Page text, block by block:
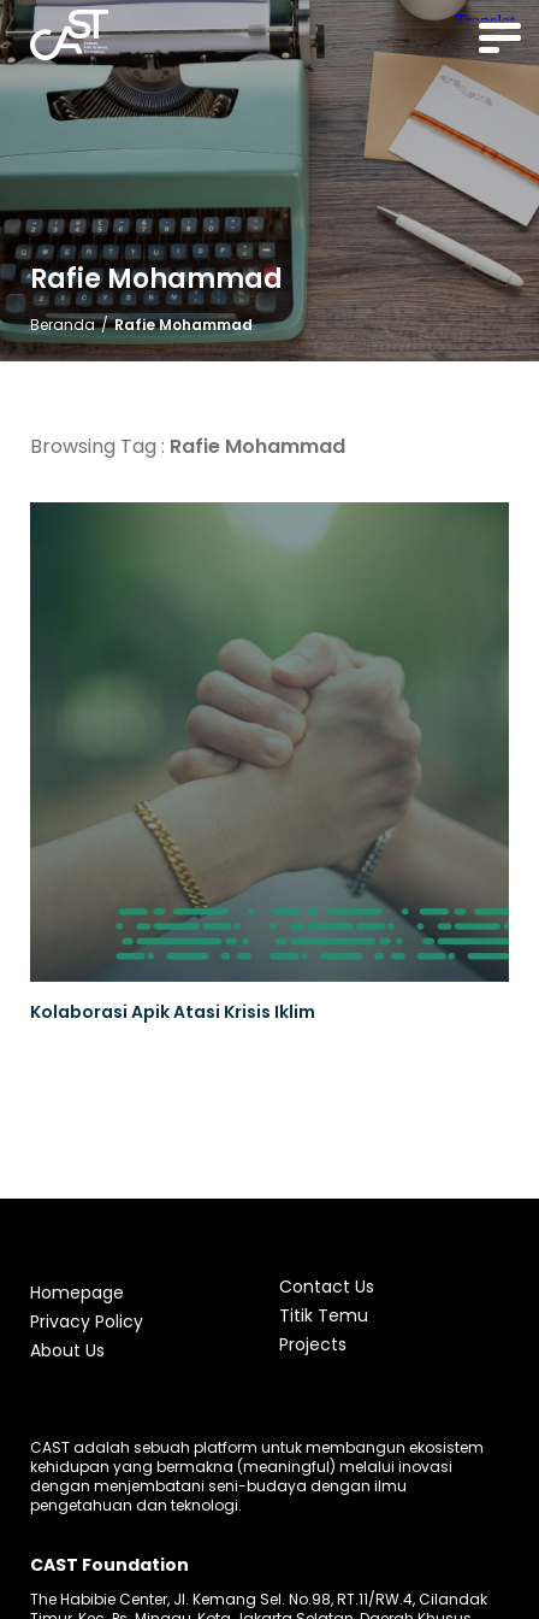
Rafie Mohammad
Beranda / Rafie Mohammad
Browsing Tag : Rafie Mohammad
Kolaborasi Apik Atasi Krisis Iklim
Homepage
Privacy Policy
About Us
Contact Us
Titik Temu
Projects
CAST adalah sebuah platform untuk membangun ekosistem
kehidupan yang bermakna (meaningful) melalui inovasi
dengan menjembatani seni-budaya dengan ilmu
pengetahuan dan teknologi.
CAST Foundation
The Habibie Center, Jl. Kemang Sel. No.98, RT.11/RW.4, Cilandak